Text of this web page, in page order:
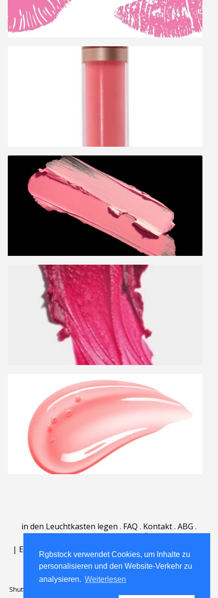
Rgbstock verwendet Cookies, um Inhalte zu
personalisieren und den Website-Verkehr zu
analysieren. Weiterlesen
in den Leuchtkasten legen . FAQ . Kontakt. ABG .
| English | Deutsch Español | Polski | Português
Nederlands|
Shutterstock official partner of Rgbstock